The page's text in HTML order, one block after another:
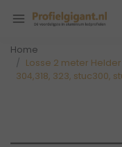
Home
Losse 2 meter
304,318, 323, stuc300,